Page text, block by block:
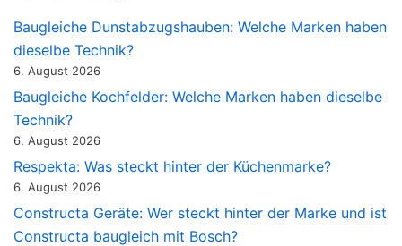
Baugleiche Dunstabzugshauben: Welche Marken haben
dieselbe Technik?
6. August 2026
Baugleiche Kochfelder: Welche Marken haben dieselbe
Technik?
6. August 2026
Respekta: Was steckt hinter der Küchenmarke?
6. August 2026
Constructa Geräte: Wer steckt hinter der Marke und ist
Constructa baugleich mit Bosch?